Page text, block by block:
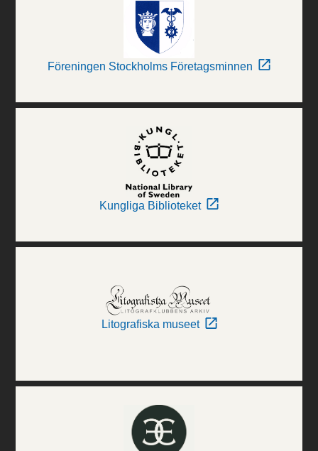
Föreningen Stockholms Företagsminnen
Kungliga Biblioteket
Litografiska museet